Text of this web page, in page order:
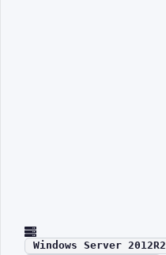
Windows Server 2012R2